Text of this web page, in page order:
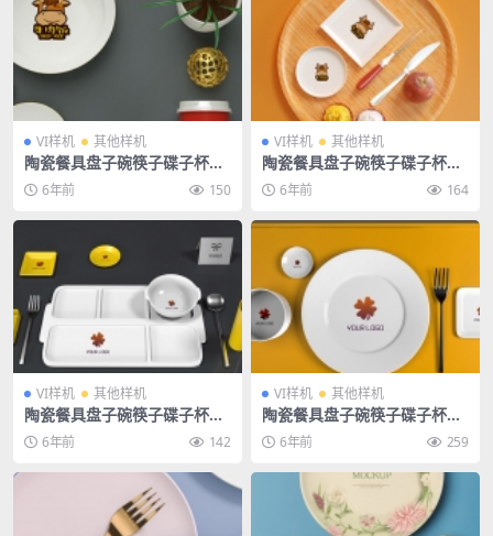
VI样机 其他样机
陶瓷餐具盘子碗筷子碟子杯子
餐厅餐饮酒店饭店样机
6年前 150
VI样机 其他样机
陶瓷餐具盘子碗筷子碟子杯子
餐厅餐饮酒店饭店样机
6年前 164
VI样机 其他样机
陶瓷餐具盘子碗筷子碟子杯子
餐厅餐饮酒店饭店样机
6年前 142
VI样机 其他样机
陶瓷餐具盘子碗筷子碟子杯子
餐厅餐饮酒店饭店样机
6年前 259